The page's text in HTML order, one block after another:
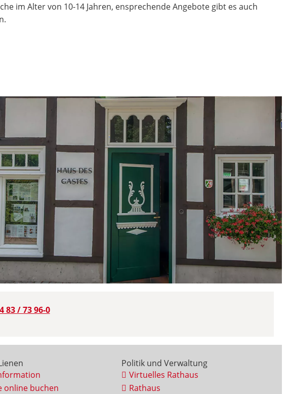
im Alter von 10-14 Jahren, ensprechende Angebote gibt es auch
83 / 73 96-0
online buchen
Politik und Verwaltung
Virtuelles Rathaus
Rathaus